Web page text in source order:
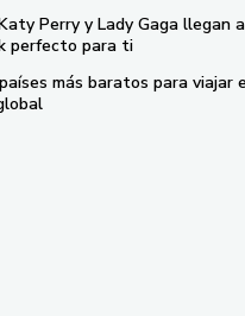
Perry y Lady Gaga llegan
perfecto para ti
más baratos para viajar